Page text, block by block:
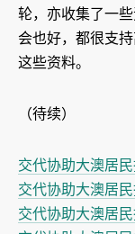
轮，亦收集了一
会也好，都很支
这些资料。
（待续）
交代协助大澳居
交代协助大澳居
交代协助大澳居